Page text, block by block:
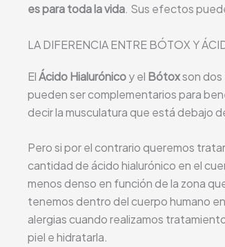
es para toda la vida. Sus efectos
LA DIFERENCIA ENTRE BÓTOX Y
ElÁcido Hialurónicoy el Bótoxson
pueden ser complementarios para
decir la musculatura que está debajo
Pero si por el contrario queremos
cantidad de ácido hialurónico en el
menos denso en función de la zona
tenemos dentro del cuerpo humano
alergias cuando realizamos
piel e hidratarla.